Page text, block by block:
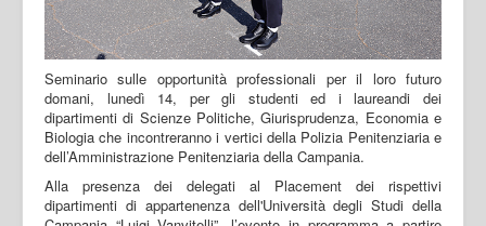
Seminario sulle opportunità professionali per il loro futuro
domani, lunedì 14, per gli studenti ed i laureandi dei
dipartimenti di Scienze Politiche, Giurisprudenza, Economia e
Biologia che incontreranno i vertici della Polizia Penitenziaria e
dell’Amministrazione Penitenziaria della Campania.
Alla presenza dei delegati al Placement dei rispettivi
dipartimenti di appartenenza dell'Università degli Studi della